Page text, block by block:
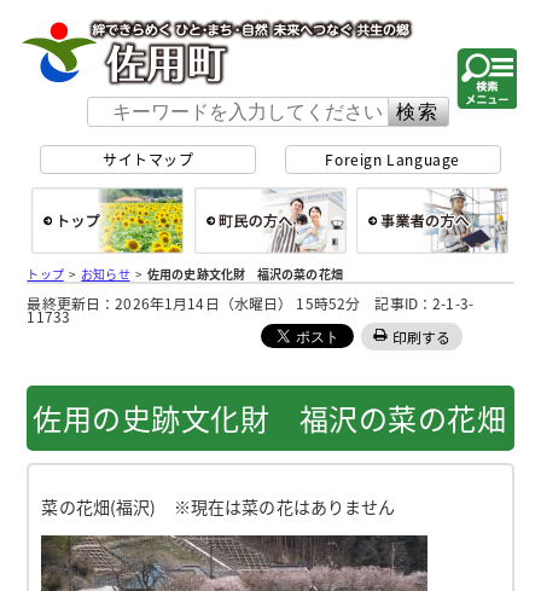
サイトマップ Foreign Language
総合トップ
トップ> お知らせ>佐用の史跡文化財 福沢の菜の花畑
最終更新日：2026年1月14日（水曜日） 15時52分 記事ID：2-1-3-
11733
印刷する
佐用の史跡文化財 福沢の菜の花畑
菜の花畑(福沢) ※現在は菜の花はありません